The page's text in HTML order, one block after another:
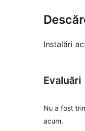
Instalări
Evaluări
Nu a fost
acum.